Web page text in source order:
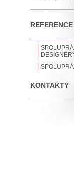
REFERENCE
KONTAKTY